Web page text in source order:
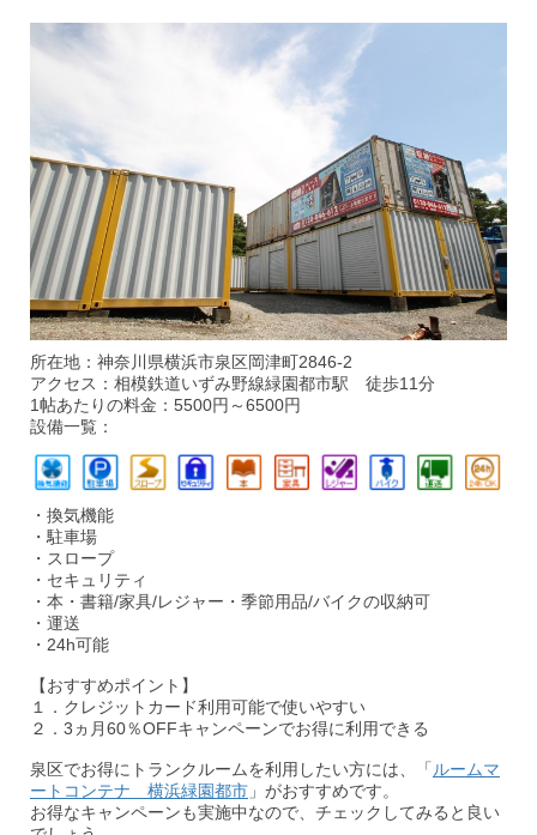
所在地：神奈川県横浜市泉区岡津町2846-2
アクセス：相模鉄道いずみ野線緑園都市駅 徒歩11分
1帖あたりの料金：5500円～6500円
設備一覧：
・換気機能
・駐車場
・スロープ
・セキュリティ
・本・書籍/家具/レジャー・季節用品/バイクの収納可
・運送
・24h可能
【おすすめポイント】
１．クレジットカード利用可能で使いやすい
２．3ヵ月60％OFFキャンペーンでお得に利用できる
泉区でお得にトランクルームを利用したい方には、「 ルームマ
ートコンテナ 横浜緑園都市 」がおすすめです。
お得なキャンペーンも実施中なので、チェックしてみると良い